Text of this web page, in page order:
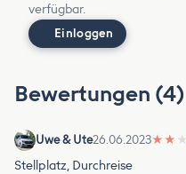
verfügbar.
Einloggen
Bewertungen (4)
Uwe & Ute26.06.2023★ ★ ★
Stellplatz, Durchreise